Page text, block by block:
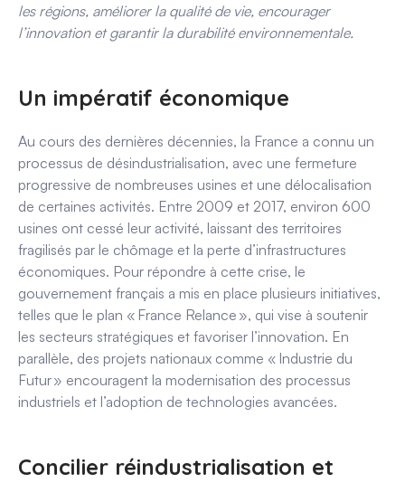
les régions, améliorer la qualité de vie, encourager
l’innovation et garantir la durabilité environnementale.
Un impératif économique
Au cours des dernières décennies, la France a connu un
processus de désindustrialisation, avec une fermeture
progressive de nombreuses usines et une délocalisation
de certaines activités. Entre 2009 et 2017, environ 600
usines ont cessé leur activité, laissant des territoires
fragilisés par le chômage et la perte d’infrastructures
économiques. Pour répondre à cette crise, le
gouvernement français a mis en place plusieurs initiatives,
telles que le plan « France Relance », qui vise à soutenir
les secteurs stratégiques et favoriser l’innovation. En
parallèle, des projets nationaux comme « Industrie du
Futur» encouragent la modernisation des processus
industriels et l’adoption de technologies avancées.
Concilier réindustrialisation et